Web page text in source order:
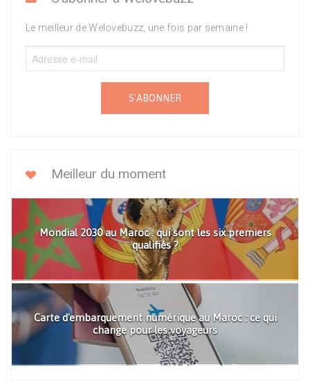
Le meilleur de Welovebuzz, une fois par semaine !
S'ABONNER
Meilleur du moment
Mondial 2030 au Maroc : qui sont les six premiers
qualifiés ?
Carte d'embarquement numérique au Maroc : ce qui
change pour les voyageurs